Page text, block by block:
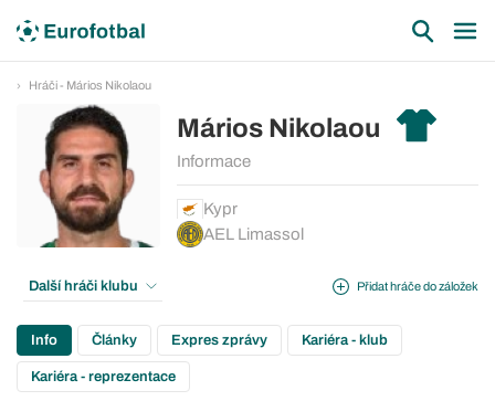
Hráči - Mários Nikolaou
Mários Nikolaou
Informace
Kypr
AEL Limassol
Přidat hráče do záložek
Další hráči klubu
Info Články Expres zprávy Kariéra - klub
Kariéra - reprezentace